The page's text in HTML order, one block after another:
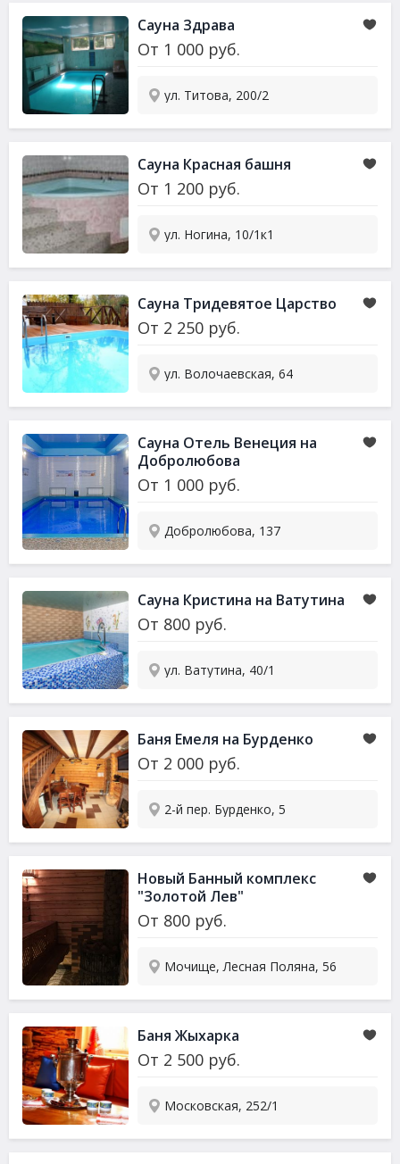
Сауна Здрава
От 1 000 руб.
ул. Титова, 200/2
Сауна Красная башня
От 1 200 руб.
ул. Ногина, 10/1к1
Сауна Тридевятое Царство
От 2 250 руб.
ул. Волочаевская, 64
Сауна Отель Венеция на
Добролюбова
От 1 000 руб.
Добролюбова, 137
Сауна Кристина на Ватутина
От 800 руб.
ул. Ватутина, 40/1
Баня Емеля на Бурденко
От 2 000 руб.
2-й пер. Бурденко, 5
Новый Банный комплекс
"Золотой Лев"
От 800 руб.
Мочище, Лесная Поляна, 56
Баня Жыхарка
От 2 500 руб.
Московская, 252/1